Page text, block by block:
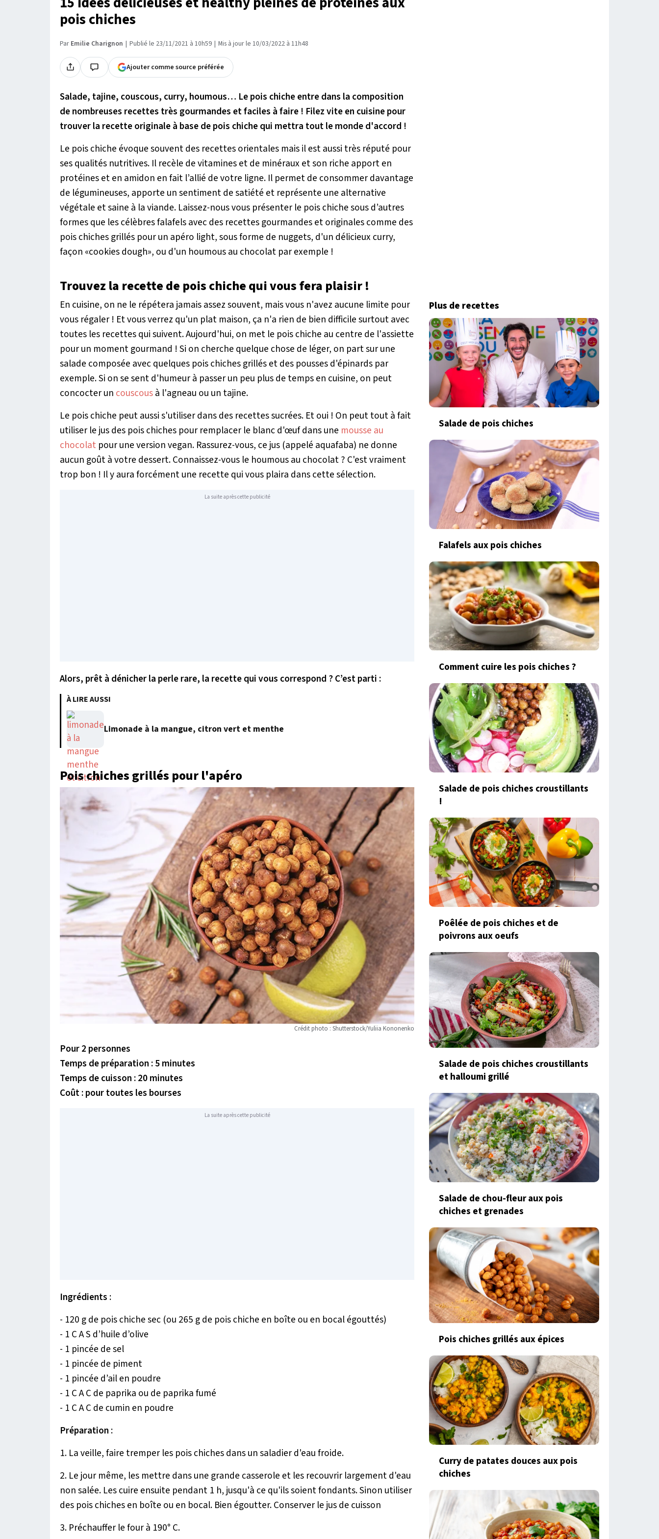
pois chiches
Par Emilie Charignon Publié le 23/11/2021 à 10h59 | Mis à jour le 10/03/2022 à 11h48
Ajouter comme source préférée
Salade, tajine, couscous, curry, houmous… Le pois chiche entre dans la composition
de nombreuses recettes très gourmandes et faciles à faire ! Filez vite en cuisine pour
trouver la recette originale à base de pois chiche qui mettra tout le monde d'accord !
Le pois chiche évoque souvent des recettes orientales mais il est aussi très réputé pour
ses qualités nutritives. Il recèle de vitamines et de minéraux et son riche apport en
protéines et en amidon en fait l’allié de votre ligne. Il permet de consommer davantage
de légumineuses, apporte un sentiment de satiété et représente une alternative
végétale et saine à la viande. Laissez-nous vous présenter le pois chiche sous d’autres
formes que les célèbres falafels avec des recettes gourmandes et originales comme des
pois chiches grillés pour un apéro light, sous forme de nuggets, d'un délicieux curry,
façon «cookies dough», ou d'un houmous au chocolat par exemple !
Trouvez la recette de pois chiche qui vous fera plaisir !
En cuisine, on ne le répétera jamais assez souvent, mais vous n'avez aucune limite pour
vous régaler ! Et vous verrez qu'un plat maison, ça n'a rien de bien difficile surtout avec
toutes les recettes qui suivent. Aujourd'hui, on met le pois chiche au centre de l'assiette
pour un moment gourmand ! Si on cherche quelque chose de léger, on part sur une
salade composée avec quelques pois chiches grillés et des pousses d'épinards par
exemple. Si on se sent d'humeur à passer un peu plus de temps en cuisine, on peut
concocter un couscousà l'agneau ou un tajine.
Le pois chiche peut aussi s'utiliser dans des recettes sucrées. Et oui ! On peut tout à fait
utiliser le jus des pois chiches pour remplacer le blanc d'œuf dans une mousse au
chocolat pour une version vegan. Rassurez-vous, ce jus (appelé aquafaba) ne donne
aucun goût à votre dessert. Connaissez-vous le houmous au chocolat ? C'est vraiment
trop bon ! Il y aura forcément une recette qui vous plaira dans cette sélection.
La suite après cette publicité
Alors, prêt à dénicher la perle rare, la recette qui vous correspond ? C’est parti :
À LIRE AUSSI
Limonade à la mangue, citron vert et menthe
Pois chiches grillés pour l'apéro
Crédit photo : Shutterstock/Yuliia Kononenko
Pour 2 personnes
Temps de préparation : 5 minutes
Temps de cuisson : 20 minutes
Coût : pour toutes les bourses
La suite après cette publicité
Ingrédients :
- 120 g de pois chiche sec (ou 265 g de pois chiche en boîte ou en bocal égouttés)
- 1 C A S d’huile d’olive
- 1 pincée de sel
- 1 pincée de piment
- 1 pincée d’ail en poudre
- 1 C A C de paprika ou de paprika fumé
- 1 C A C de cumin en poudre
Préparation :
1. La veille, faire tremper les pois chiches dans un saladier d'eau froide.
2. Le jour même, les mettre dans une grande casserole et les recouvrir largement d'eau
non salée. Les cuire ensuite pendant 1 h, jusqu'à ce qu'ils soient fondants. Sinon utiliser
des pois chiches en boîte ou en bocal. Bien égoutter. Conserver le jus de cuisson
3. Préchauffer le four à 190° C.
Plus de recettes
Salade de pois chiches
Falafels aux pois chiches
Comment cuire les pois chiches ?
Salade de pois chiches croustillants
!
Poêlée de pois chiches et de
poivrons aux oeufs
Salade de pois chiches croustillants
et halloumi grillé
Salade de chou-fleur aux pois
chiches et grenades
Pois chiches grillés aux épices
Curry de patates douces aux pois
chiches